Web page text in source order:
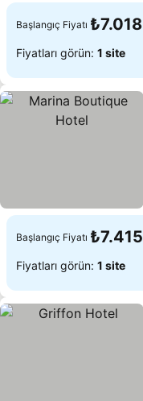
Başlangıç Fiyatı ₺7.018
Fiyatları görün: 1 site
Başlangıç Fiyatı ₺7.415
Fiyatları görün: 1 site